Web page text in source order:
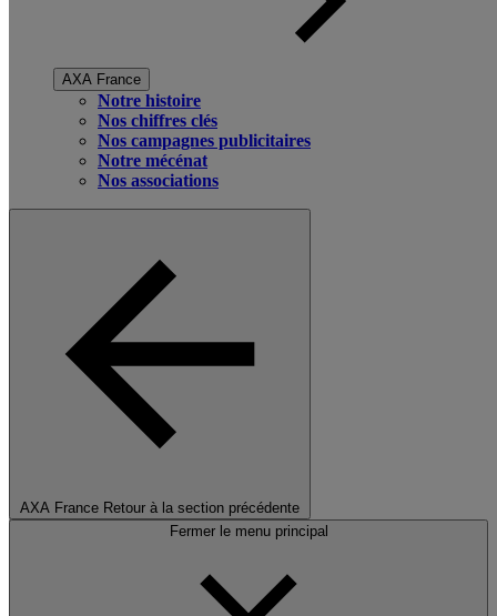
AXA France
Notre histoire
Nos chiffres clés
Nos campagnes publicitaires
Notre mécénat
Nos associations
AXA France Retour à la section précédente
Fermer le menu principal